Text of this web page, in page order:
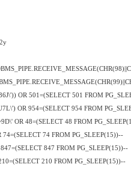
OR 501=(SELECT 501 FROM
OR 954=(SELECT 954 FROM
OR 48=(SELECT 48 FROM
74=(SELECT 74 FROM PG_SLEEP(15))--
847 FROM PG_SLEEP(15))--
210 FROM PG_SLEEP(15))--